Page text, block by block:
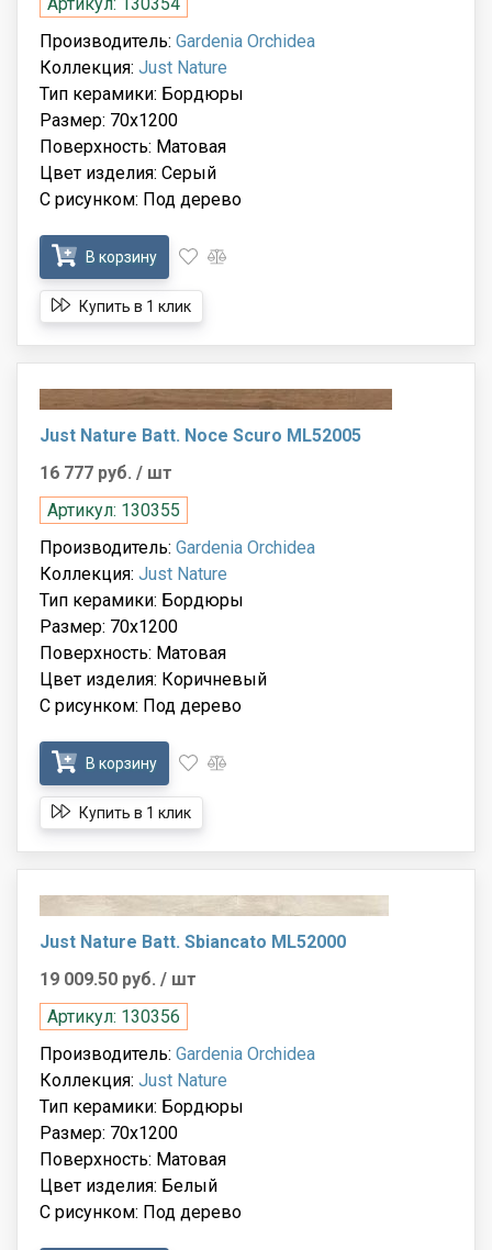
Производитель: Gardenia Orchidea
Коллекция: Just Nature
Тип керамики: Бордюры
Размер: 70x1200
Поверхность: Матовая
Цвет изделия: Серый
С рисунком: Под дерево
В корзину
Купить в 1 клик
Just Nature Batt. Noce Scuro ML52005
16 777 руб. / шт
Артикул: 130355
Производитель: Gardenia Orchidea
Коллекция: Just Nature
Тип керамики: Бордюры
Размер: 70x1200
Поверхность: Матовая
Цвет изделия: Коричневый
С рисунком: Под дерево
В корзину
Купить в 1 клик
Just Nature Batt. Sbiancato ML52000
19 009.50 руб. / шт
Артикул: 130356
Производитель: Gardenia Orchidea
Коллекция: Just Nature
Тип керамики: Бордюры
Размер: 70x1200
Поверхность: Матовая
Цвет изделия: Белый
С рисунком: Под дерево